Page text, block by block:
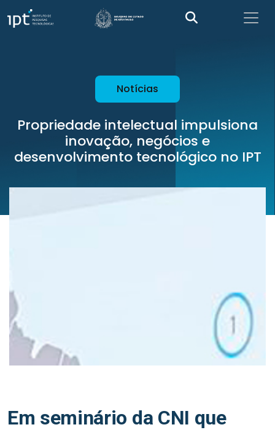
Notícias
Propriedade intelectual impulsiona
inovação, negócios e
desenvolvimento tecnológico no IPT
Em seminário da CNI que